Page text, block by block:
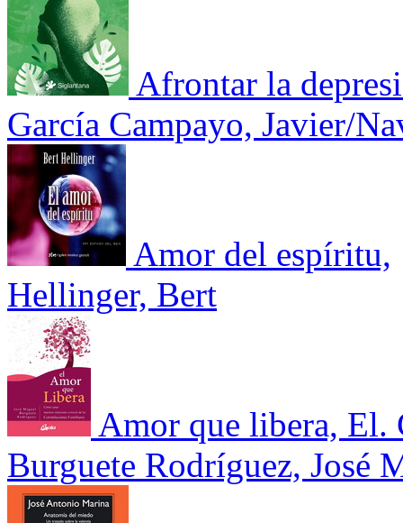
Afrontar la
García Campayo, Javier/
Amor del espíritu,
Hellinger, Bert
Amor que libera, El.
Burguete Rodríguez, José